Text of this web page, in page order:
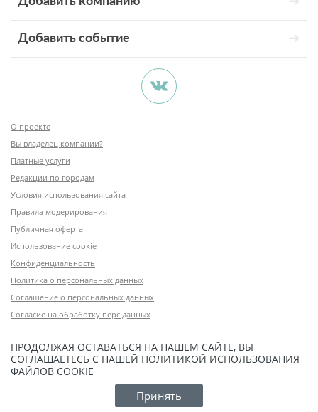
Добавить событие
О проекте
Вы владелец компании?
Платные услуги
Редакции по городам
Условия использования сайта
Правила модерирования
Публичная оферта
Использование cookie
Конфиденциальность
Политика о персональных данных
Соглашение о персональных данных
Согласие на обработку перс.данных
ПРОДОЛЖАЯ ОСТАВАТЬСЯ НА НАШЕМ САЙТЕ, ВЫ
СОГЛАШАЕТЕСЬ С НАШЕЙ ПОЛИТИКОЙ ИСПОЛЬЗОВАНИЯ
ФАЙЛОВ COOKIE
Принять